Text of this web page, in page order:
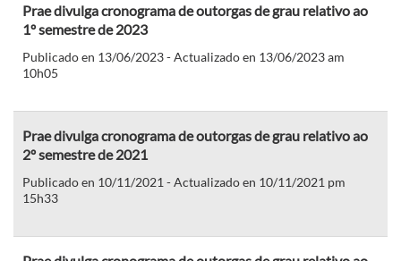
Prae divulga cronograma de outorgas de grau relativo ao
1º semestre de 2023
Publicado en 13/06/2023 - Actualizado en 13/06/2023 am
10h05
Prae divulga cronograma de outorgas de grau relativo ao
2º semestre de 2021
Publicado en 10/11/2021 - Actualizado en 10/11/2021 pm
15h33